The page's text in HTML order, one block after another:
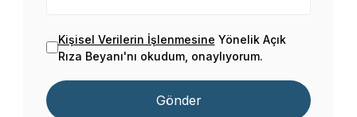
Kişisel Verilerin İşlenmesine Yönelik Açık
Rıza Beyanı'nı okudum, onaylıyorum.
Gönder